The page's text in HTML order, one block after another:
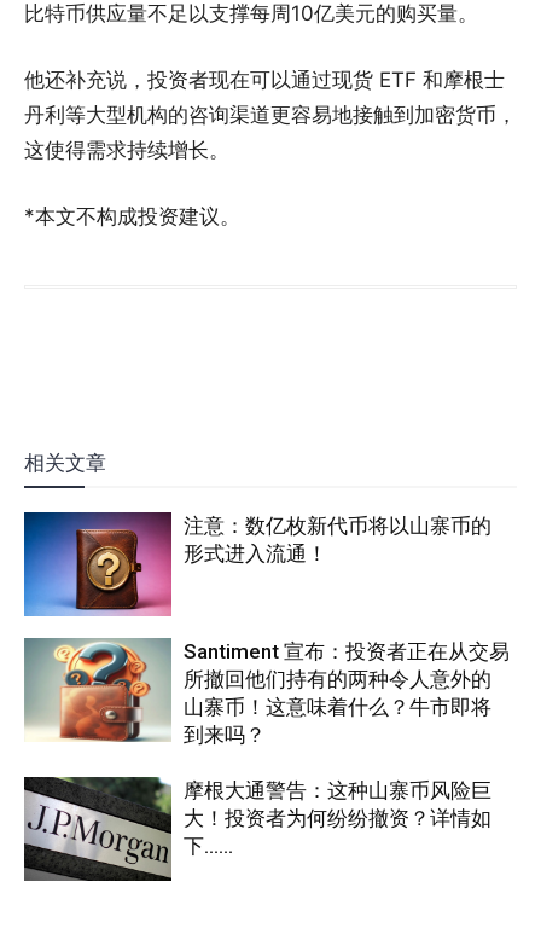
比特币供应量不足以支撑每周10亿美元的购买量。
他还补充说，投资者现在可以通过现货 ETF 和摩根士
丹利等大型机构的咨询渠道更容易地接触到加密货币，
这使得需求持续增长。
*本文不构成投资建议。
相关文章
注意：数亿枚新代币将以山寨币的
形式进入流通！
Santiment 宣布：投资者正在从交易
所撤回他们持有的两种令人意外的
山寨币！这意味着什么？牛市即将
到来吗？
摩根大通警告：这种山寨币风险巨
大！投资者为何纷纷撤资？详情如
下……